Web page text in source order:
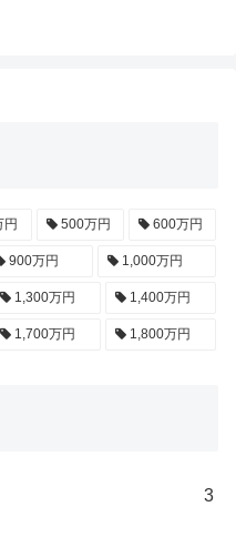
円 500万円 600万円
900万円 1,000万円
1,300万円 1,400万円
1,700万円 1,800万円
3